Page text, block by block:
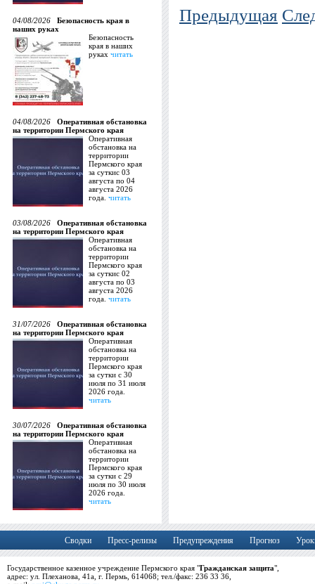
04/08/2026
Безопасность края в
наших руках
Безопасность
края в наших
руках читать
04/08/2026
Оперативная обстановка
на территории Пермского края
Оперативная
обстановка на
территории
Пермского края
за суткис 03
августа по 04
августа 2026
года. читать
03/08/2026
Оперативная обстановка
на территории Пермского края
Оперативная
обстановка на
территории
Пермского края
за суткис 02
августа по 03
августа 2026
года. читать
31/07/2026
Оперативная обстановка
на территории Пермского края
Оперативная
обстановка на
территории
Пермского края
за сутки с 30
июля по 31 июля
2026 года.
читать
30/07/2026
Оперативная обстановка
на территории Пермского края
Оперативная
обстановка на
территории
Пермского края
за сутки с 29
июля по 30 июля
2026 года.
читать
Предыдущая
Сводки Пресс-релизы Предупреждения Прогноз
Государственное казенное учреждение Пермского края "Гражданская защита",
адрес: ул. Плеханова, 41а, г. Пермь, 614068; тел./факс: 236 33 36,